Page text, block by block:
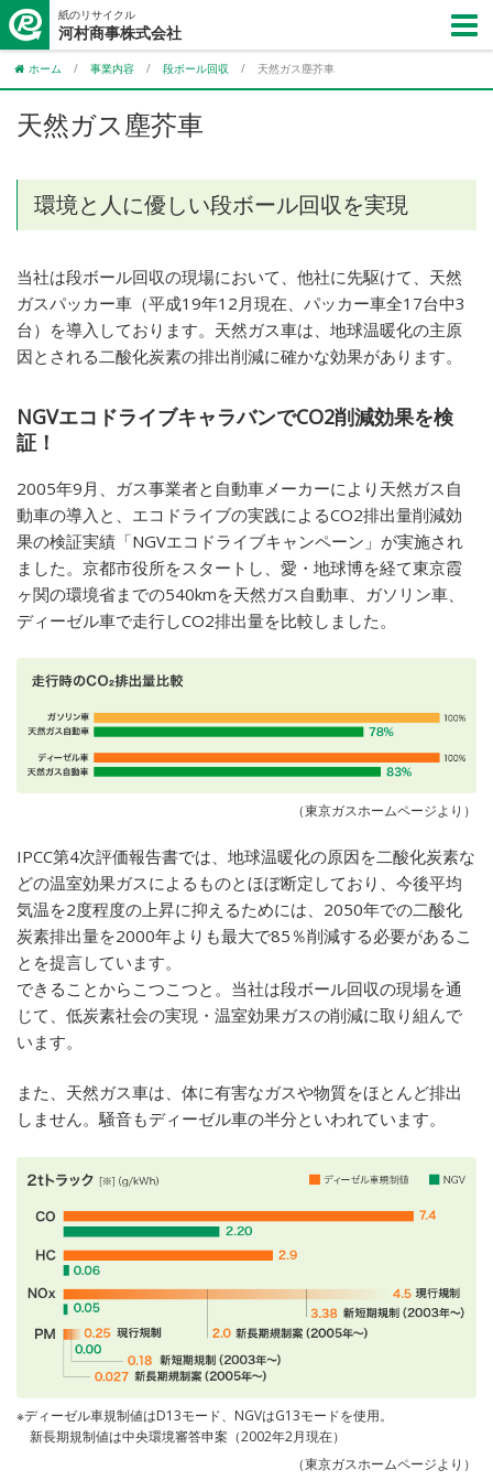
紙のリサイクル
河村商事株式会社
ホーム / 事業内容 / 段ボール回収 / 天然ガス塵芥車
天然ガス塵芥車
環境と人に優しい段ボール回収を実現
当社は段ボール回収の現場において、他社に先駆けて、天然
ガスパッカー車（平成19年12月現在、パッカー車全17台中3
台）を導入しております。天然ガス車は、地球温暖化の主原
因とされる二酸化炭素の排出削減に確かな効果があります。
NGVエコドライブキャラバンでCO2削減効果を検
証！
2005年9月、ガス事業者と自動車メーカーにより天然ガス自
動車の導入と、エコドライブの実践によるCO2排出量削減効
果の検証実績「NGVエコドライブキャンペーン」が実施され
ました。京都市役所をスタートし、愛・地球博を経て東京霞
ヶ関の環境省までの540kmを天然ガス自動車、ガソリン車、
ディーゼル車で走行しCO2排出量を比較しました。
（東京ガスホームページより）
IPCC第4次評価報告書では、地球温暖化の原因を二酸化炭素な
どの温室効果ガスによるものとほぼ断定しており、今後平均
気温を2度程度の上昇に抑えるためには、2050年での二酸化
炭素排出量を2000年よりも最大で85％削減する必要があるこ
とを提言しています。
できることからこつこつと。当社は段ボール回収の現場を通
じて、低炭素社会の実現・温室効果ガスの削減に取り組んで
います。
また、天然ガス車は、体に有害なガスや物質をほとんど排出
しません。騒音もディーゼル車の半分といわれています。
※ディーゼル車規制値はD13モード、NGVはG13モードを使用。
新長期規制値は中央環境審答申案（2002年2月現在）
（東京ガスホームページより）